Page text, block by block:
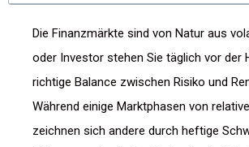
Die Finanzmärkte sind von Natur aus
oder Investor stehen Sie täglich vor der
richtige Balance zwischen Risiko und
Während einige Marktphasen von
zeichnen sich andere durch heftige